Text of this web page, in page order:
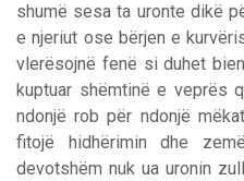
shumë sesa ta uronte dikë
e njeriut ose bërjen e
vlerësojnë fenë si duhet
kuptuar shëmtinë e veprës
ndonjë rob për ndonjë
fitojë hidhërimin dhe
devotshëm nuk ua uronin